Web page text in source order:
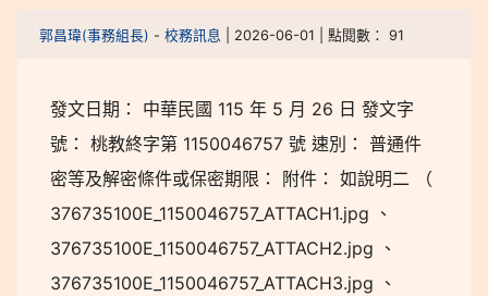
郭昌瑋(事務組長) - 校務訊息 | 2026-06-01 | 點閱數： 91
發文日期： 中華民國 115 年 5 月 26 日 發文字
號： 桃教終字第 1150046757 號 速別： 普通件
密等及解密條件或保密期限： 附件： 如說明二 （
376735100E_1150046757_ATTACH1.jpg 、
376735100E_1150046757_ATTACH2.jpg 、
376735100E_1150046757_ATTACH3.jpg 、